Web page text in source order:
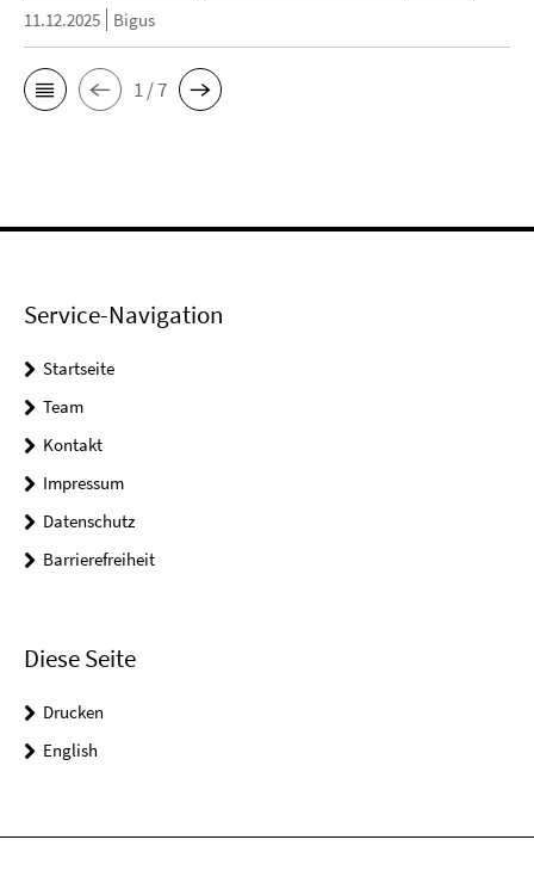
11.12.2025 Bigus
1 / 7
Service-Navigation
Startseite
Team
Kontakt
Impressum
Datenschutz
Barrierefreiheit
Diese Seite
Drucken
English